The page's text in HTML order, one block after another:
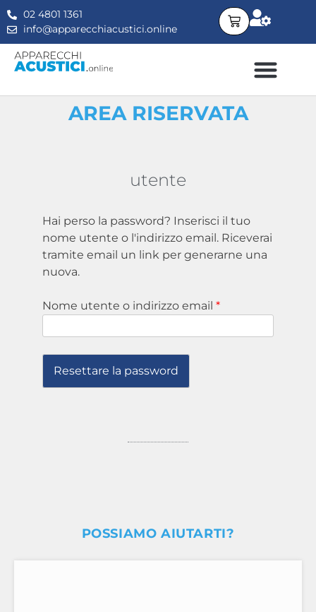
02 4801 1361
info@apparecchiacustici.online
AREA RISERVATA
utente
Hai perso la password? Inserisci il tuo
nome utente o l'indirizzo email. Riceverai
tramite email un link per generarne una
nuova.
Nome utente o indirizzo email *
Resettare la password
POSSIAMO AIUTARTI?